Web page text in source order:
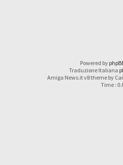
Powered by
Traduzione Italiana
Amiga News.it v8 theme by
Time :